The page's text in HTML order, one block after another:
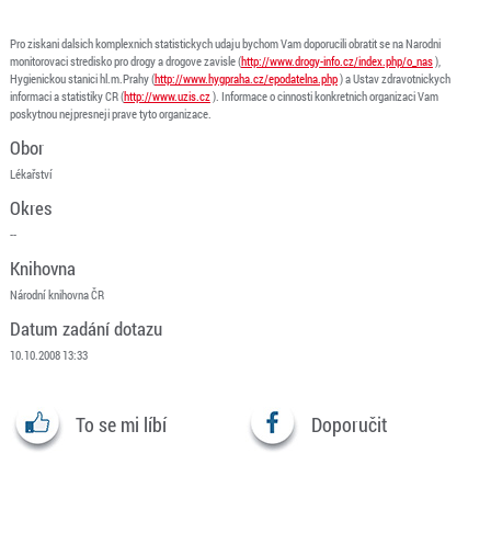
Pro ziskani dalsich komplexnich statistickych udaju bychom Vam doporucili obratit se na Narodni
monitorovaci stredisko pro drogy a drogove zavisle (http://www.drogy-info.cz/index.php/o_nas),
Hygienickou stanici hl.m.Prahy (http://www.hygpraha.cz/epodatelna.php) a Ustav zdravotnickych
informaci a statistiky CR (http://www.uzis.cz). Informace o cinnosti konkretnich organizaci Vam
poskytnou nejpresneji prave tyto organizace.
Obor
Lékařství
Okres
--
Knihovna
Národní knihovna ČR
Datum zadání dotazu
10.10.2008 13:33
To se mi líbí Doporučit